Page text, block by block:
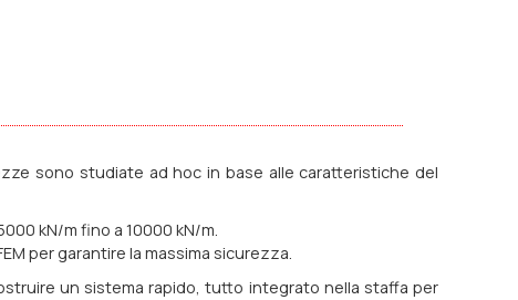
sono studiate ad hoc in base alle caratteristiche del
kN/m fino a 10000 kN/m.
per garantire la massima sicurezza.
un sistema rapido, tutto integrato nella staffa per